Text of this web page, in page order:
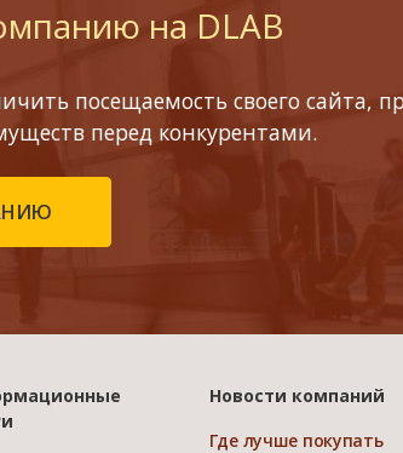
на DLAB
посещаемость своего сайта,
перед конкурентами.
Новости компаний
Где лучше покупать